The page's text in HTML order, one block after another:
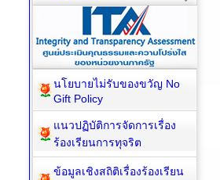
นโยบายไม่รับของขวัญ No
Gift Policy
แนวปฏิบัติการจัดการเรื่อง
ร้องเรียนการทุจริต
ข้อมูลเชิงสถิติเรื่องร้องเรียน